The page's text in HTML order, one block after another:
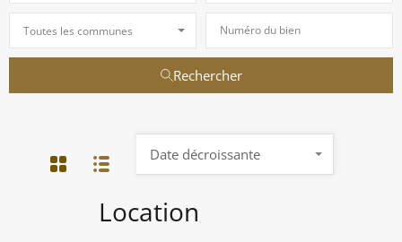
Toutes les communes
Rechercher
Location
Date décroissante